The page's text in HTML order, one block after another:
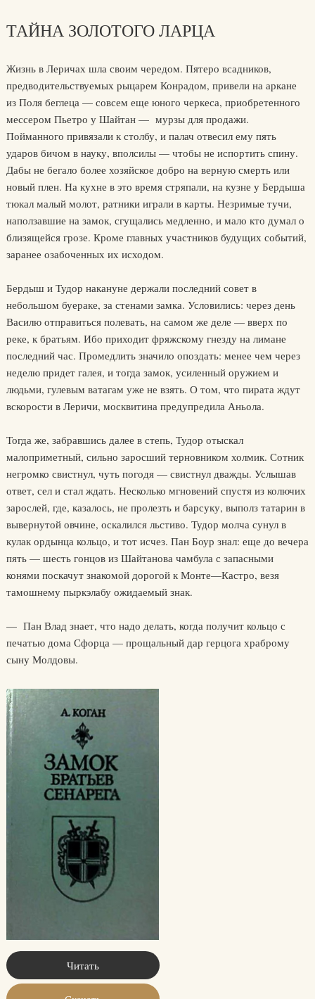
ТАЙНА ЗОЛОТОГО ЛАРЦА
Жизнь в Леричах шла своим чередом. Пятеро всадников,
предводительствуемых рыцарем Конрадом, привели на аркане
из Поля беглеца — совсем еще юного черкеса, приобретенного
мессером Пьетро у Шайтан — мурзы для продажи.
Пойманного привязали к столбу, и палач отвесил ему пять
ударов бичом в науку, вполсилы — чтобы не испортить спину.
Дабы не бегало более хозяйское добро на верную смерть или
новый плен. На кухне в это время стряпали, на кузне у Бердыша
тюкал малый молот, ратники играли в карты. Незримые тучи,
наползавшие на замок, сгущались медленно, и мало кто думал о
близящейся грозе. Кроме главных участников будущих событий,
заранее озабоченных их исходом.
Бердыш и Тудор накануне держали последний совет в
небольшом буераке, за стенами замка. Условились: через день
Василю отправиться полевать, на самом же деле — вверх по
реке, к братьям. Ибо приходит фряжскому гнезду на лимане
последний час. Промедлить значило опоздать: менее чем через
неделю придет галея, и тогда замок, усиленный оружием и
людьми, гулевым ватагам уже не взять. О том, что пирата ждут
вскорости в Леричи, москвитина предупредила Аньола.
Тогда же, забравшись далее в степь, Тудор отыскал
малоприметный, сильно заросший терновником холмик. Сотник
негромко свистнул, чуть погодя — свистнул дважды. Услышав
ответ, сел и стал ждать. Несколько мгновений спустя из колючих
зарослей, где, казалось, не пролезть и барсуку, выполз татарин в
вывернутой овчине, оскалился льстиво. Тудор молча сунул в
кулак ордынца кольцо, и тот исчез. Пан Боур знал: еще до вечера
пять — шесть гонцов из Шайтанова чамбула с запасными
конями поскачут знакомой дорогой к Монте—Кастро, везя
тамошнему пыркэлабу ожидаемый знак.
— Пан Влад знает, что надо делать, когда получит кольцо с
печатью дома Сфорца — прощальный дар герцога храброму
сыну Молдовы.
Читать